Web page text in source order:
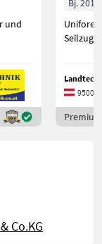
und
Bj. 2013
9500
Co.KG